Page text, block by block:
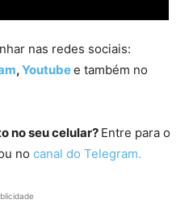
nas redes sociais:
,Youtubee também no
no seu celular? Entre para o
no canal do Telegram.